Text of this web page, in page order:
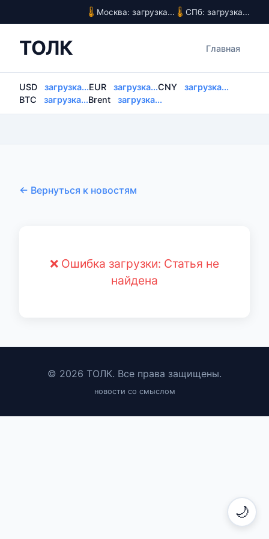
🌙
Москва: загрузка... СПб: загрузка...
ТОЛК Главная
USD загрузка...EUR загрузка...CNY
загрузка...
BTC
загрузка...Brent загрузка...
← Вернуться к новостям
❌ Ошибка загрузки: Статья не
найдена
© 2026 ТОЛК. Все права защищены.
новости со смыслом